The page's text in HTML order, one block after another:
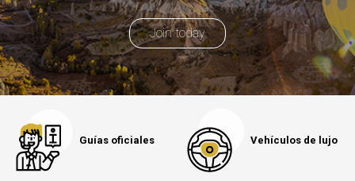
Join today
Guías oficiales Vehículos de lujo